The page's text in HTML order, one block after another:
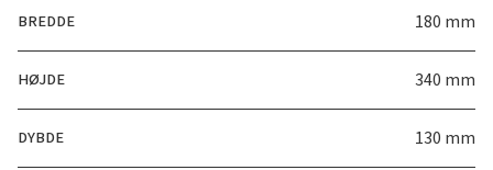
BREDDE 180 mm
HØJDE 340 mm
DYBDE 130 mm